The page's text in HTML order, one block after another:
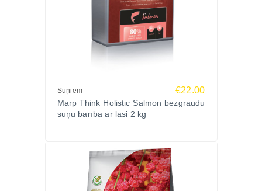
Suņiem €22.00
Marp Think Holistic Salmon bezgraudu
suņu barība ar lasi 2 kg